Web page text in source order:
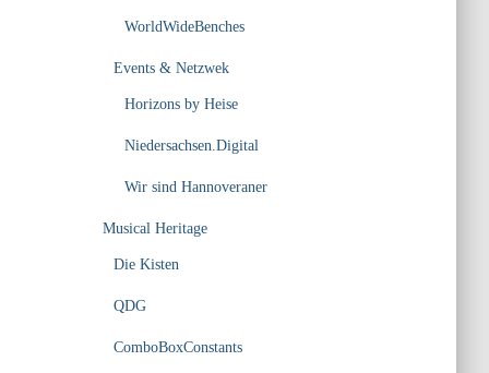
WorldWideBenches
Events & Netzwek
Horizons by Heise
Niedersachsen.Digital
Wir sind Hannoveraner
Musical Heritage
Die Kisten
QDG
ComboBoxConstants